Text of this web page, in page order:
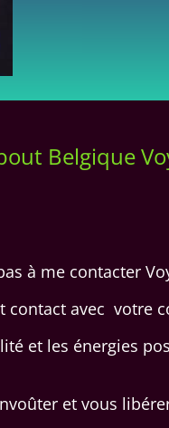
Belgique
à me contacter
contact avec votre
et les énergies
et vous